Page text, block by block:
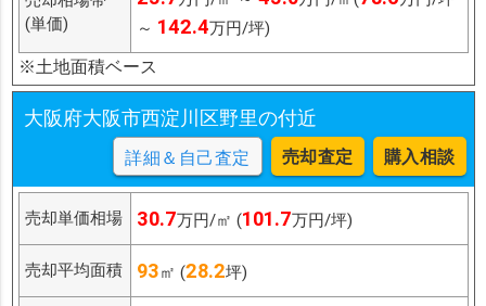
(単価)
～ 142.4万円/坪)
※土地面積ベース
大阪府大阪市西淀川区野里の付近
詳細＆自己査定 売却査定 購入相談
売却単価相場 30.7万円/㎡ (101.7万円/坪)
売却平均面積 93㎡ (28.2坪)